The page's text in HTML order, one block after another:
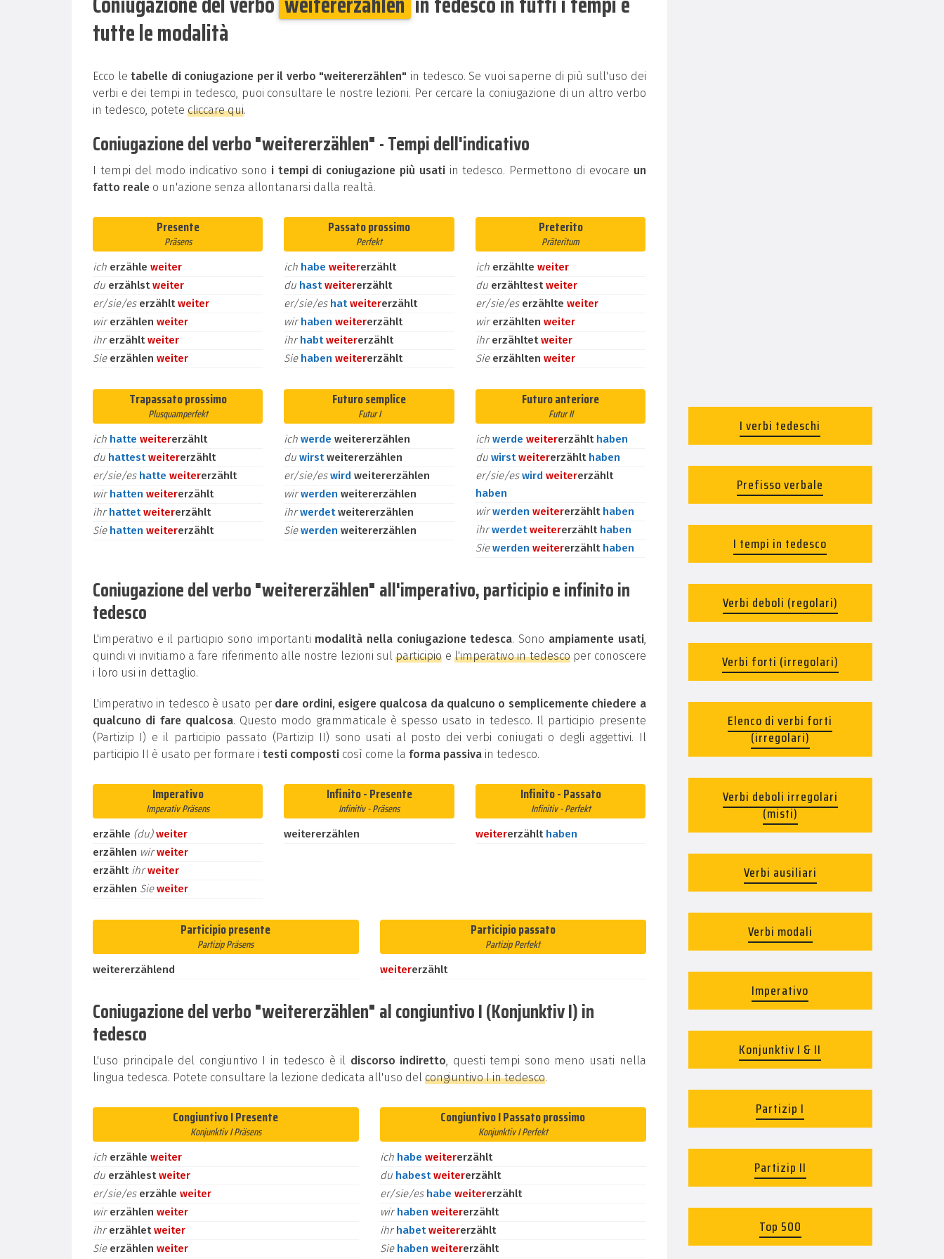
tutte le modalità
Ecco letabelle di coniugazione per il verbo "weitererzählen" in tedesco. Se vuoi saperne di più sull'uso dei
verbi e dei tempi in tedesco, puoi consultare le nostre lezioni. Per cercare la coniugazione di un altro verbo
in tedesco, potete cliccare qui.
Coniugazione del verbo "weitererzählen" - Tempi dell'indicativo
I tempi del modo indicativo sono i tempi di coniugazione più usati in tedesco. Permettono di evocare un
fatto reale o un'azione senza allontanarsi dalla realtà.
Presente
Präsens
ich erzähle weiter
du erzählstweiter
er/sie/es erzähltweiter
wirerzählen weiter
ihrerzähltweiter
Sie erzählen weiter
Passato prossimo
Perfekt
ich habeweitererzählt
du hastweitererzählt
er/sie/es hatweitererzählt
wirhabenweitererzählt
ihrhabtweitererzählt
Sie habenweitererzählt
Preterito
Präteritum
ich erzählte weiter
du erzähltestweiter
er/sie/es erzählte weiter
wirerzählten weiter
ihrerzähltetweiter
Sie erzählten weiter
Trapassato prossimo
Plusquamperfekt
ich hatte weitererzählt
du hattestweitererzählt
er/sie/es hatte weitererzählt
wirhatten weitererzählt
ihrhattetweitererzählt
Sie hatten weitererzählt
Futuro semplice
Futur I
ichwerdeweitererzählen
duwirstweitererzählen
er/sie/eswirdweitererzählen
wirwerdenweitererzählen
ihrwerdetweitererzählen
Siewerdenweitererzählen
Futuro anteriore
Futur II
ich werde weitererzählt haben
du wirstweitererzählt haben
er/sie/eswird weitererzählt
haben
wirwerden weitererzählt haben
ihrwerdetweitererzählt haben
Siewerden weitererzählt haben
Coniugazione del verbo "weitererzählen" all'imperativo, participio e infinito in
tedesco
L'imperativo e il participio sono importanti modalità nella coniugazione tedesca. Sono ampiamente usati,
quindi vi invitiamo a fare riferimento alle nostre lezioni sulparticipio el'imperativo in tedescoper conoscere
i loro usi in dettaglio.
L'imperativo in tedesco è usato per dare ordini, esigere qualcosa da qualcuno o semplicemente chiedere a
qualcuno di fare qualcosa. Questo modo grammaticale è spesso usato in tedesco. Il participio presente
(Partizip I) e il participio passato (Partizip II) sono usati al posto dei verbi coniugati o degli aggettivi. Il
participio II è usato per formare i testi composti così come la forma passiva in tedesco.
Imperativo
Imperativ Präsens
erzähle (du)weiter
erzählen wirweiter
erzählt ihrweiter
erzählen Sieweiter
Infinito - Presente
Infinitiv - Präsens
weitererzählen
Infinito - Passato
Infinitiv - Perfekt
weitererzählt haben
Participio presente
Partizip Präsens
weitererzählend
Participio passato
Partizip Perfekt
weitererzählt
Coniugazione del verbo "weitererzählen" al congiuntivo I (Konjunktiv I) in
tedesco
L'uso principale del congiuntivo I in tedesco è il discorso indiretto, questi tempi sono meno usati nella
lingua tedesca. Potete consultare la lezione dedicata all'uso del congiuntivo I in tedesco.
Congiuntivo I Presente
Konjunktiv I Präsens
ich erzähle weiter
du erzählestweiter
er/sie/es erzähle weiter
wirerzählen weiter
ihrerzähletweiter
Sie erzählen weiter
Congiuntivo I Passato prossimo
Konjunktiv I Perfekt
ich habe weitererzählt
du habestweitererzählt
er/sie/es habe weitererzählt
wirhaben weitererzählt
ihrhabetweitererzählt
Sie haben weitererzählt
I verbi tedeschi
Prefisso verbale
I tempi in tedesco
Verbi deboli (regolari)
Verbi forti (irregolari)
Elenco di verbi forti
(irregolari)
Verbi deboli irregolari
(misti)
Verbi ausiliari
Verbi modali
Imperativo
Konjunktiv I & II
Partizip I
Partizip II
Top 500